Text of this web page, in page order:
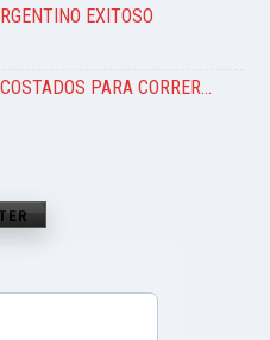
EXITOSO
PARA CORRER…